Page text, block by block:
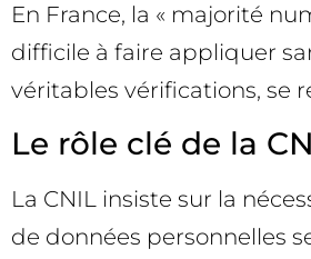
En France, la « majorité
difficile à faire appliquer
véritables vérifications, se
Le rôle clé de la
La CNIL insiste sur la
de données personnelles